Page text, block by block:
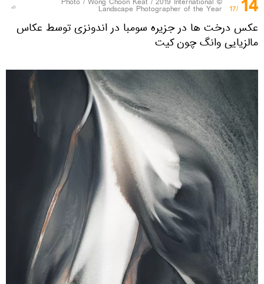
/17
© Photo /
Wong Choon Keat / 2019 International
Landscape Photographer of the Year
عکس درخت ها در جزیره سومبا در اندونزی توسط عکاس
مالزیایی وانگ چون کیت